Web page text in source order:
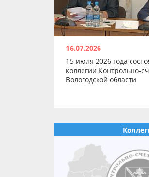
16.07.2026
15 июля 2026 года
коллегии Контрольно-
Вологодской области